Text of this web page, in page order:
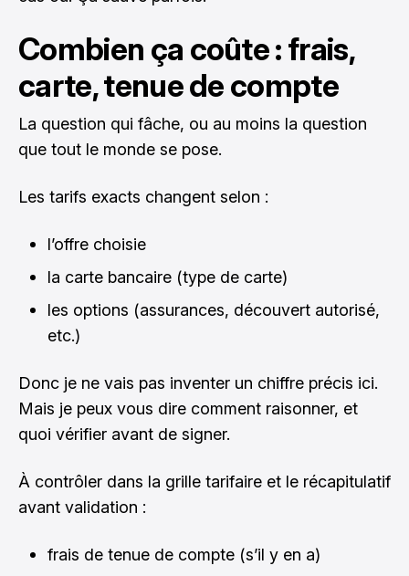
Combien ça coûte : frais,
carte, tenue de compte
La question qui fâche, ou au moins la question
que tout le monde se pose.
Les tarifs exacts changent selon :
l’offre choisie
la carte bancaire (type de carte)
les options (assurances, découvert autorisé,
etc.)
Donc je ne vais pas inventer un chiffre précis ici.
Mais je peux vous dire comment raisonner, et
quoi vérifier avant de signer.
À contrôler dans la grille tarifaire et le récapitulatif
avant validation :
frais de tenue de compte (s’il y en a)